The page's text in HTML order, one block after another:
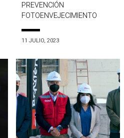
PREVENCIÓN
FOTOENVEJECIMIENTO
11 JULIO, 2023